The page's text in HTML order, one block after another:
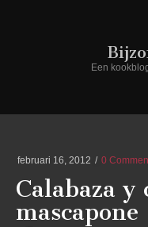
Een
februari 16, 2012 0
Calabaza y
mascapone